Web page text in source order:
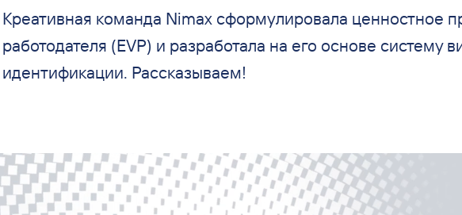
Креативная команда Nimax сформулировала ценностное
работодателя (EVP) и разработала на его основе систему
идентификации. Рассказываем!